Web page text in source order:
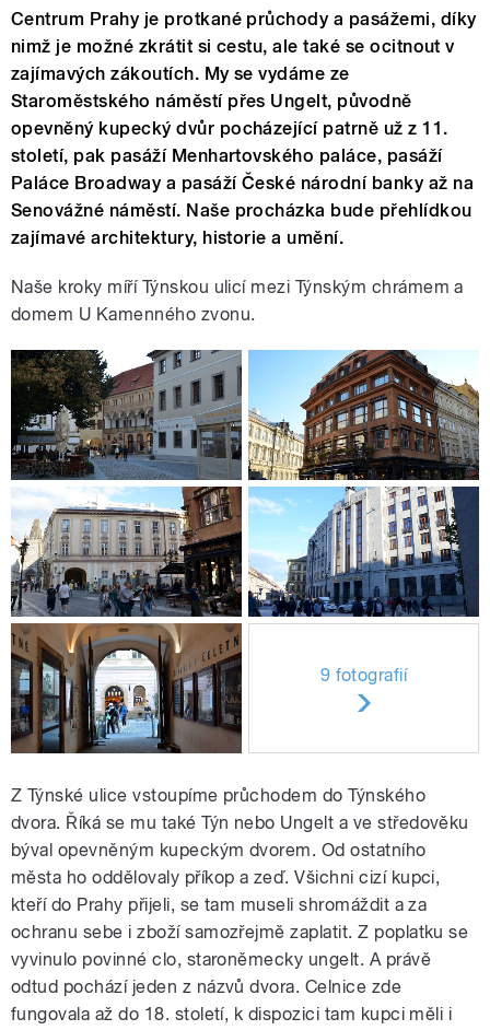
Centrum Prahy je protkané průchody a pasážemi, díky
nimž je možné zkrátit si cestu, ale také se ocitnout v
zajímavých zákoutích. My se vydáme ze
Staroměstského náměstí přes Ungelt, původně
opevněný kupecký dvůr pocházející patrně už z 11.
století, pak pasáží Menhartovského paláce, pasáží
Paláce Broadway a pasáží České národní banky až na
Senovážné náměstí. Naše procházka bude přehlídkou
zajímavé architektury, historie a umění.
Naše kroky míří Týnskou ulicí mezi Týnským chrámem a
domem U Kamenného zvonu.
9 fotografií
Z Týnské ulice vstoupíme průchodem do Týnského
dvora. Říká se mu také Týn nebo Ungelt a ve středověku
býval opevněným kupeckým dvorem. Od ostatního
města ho oddělovaly příkop a zeď. Všichni cizí kupci,
kteří do Prahy přijeli, se tam museli shromáždit a za
ochranu sebe i zboží samozřejmě zaplatit. Z poplatku se
vyvinulo povinné clo, staroněmecky ungelt. A právě
odtud pochází jeden z názvů dvora. Celnice zde
fungovala až do 18. století, k dispozici tam kupci měli i